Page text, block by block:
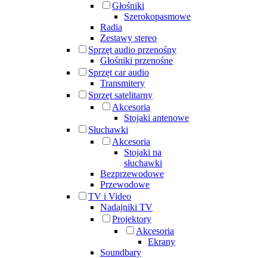
Głośniki
Szerokopasmowe
Radia
Zestawy stereo
Sprzęt audio przenośny
Głośniki przenośne
Sprzęt car audio
Transmitery
Sprzęt satelitarny
Akcesoria
Stojaki antenowe
Słuchawki
Akcesoria
Stojaki na
słuchawki
Bezprzewodowe
Przewodowe
TV i Video
Nadajniki TV
Projektory
Akcesoria
Ekrany
Soundbary